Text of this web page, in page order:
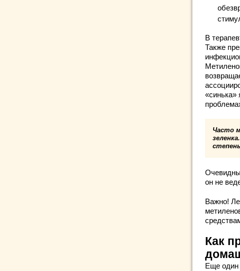
В
Также
Часто
он не
Важно!
Как
Еще один